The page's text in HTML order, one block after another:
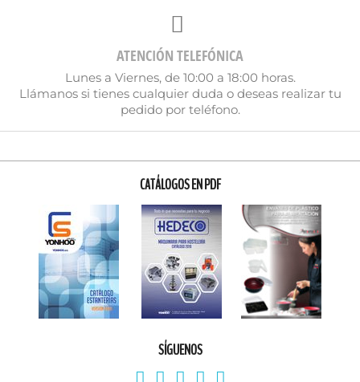
ATENCIÓN TELEFÓNICA
Lunes a Viernes, de 10:00 a 18:00 horas.
Llámanos si tienes cualquier duda o deseas realizar tu
pedido por teléfono.
CATÁLOGOS EN PDF
SÍGUENOS